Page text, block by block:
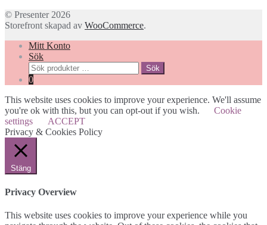
© Presenter 2026
Storefront skapad av WooCommerce.
Mitt Konto
Sök
Sök
efter:
Sök
0
This website uses cookies to improve your experience. We'll assume
you're ok with this, but you can opt-out if you wish.
Cookie
settings
ACCEPT
Privacy & Cookies Policy
Stäng
Privacy Overview
This website uses cookies to improve your experience while you